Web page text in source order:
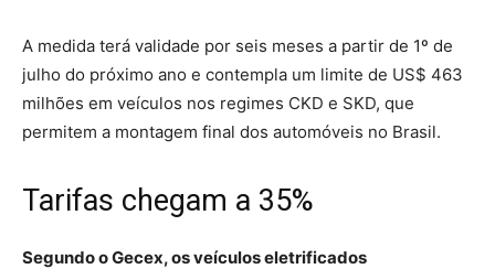
A medida terá validade por seis meses a partir de 1º de
julho do próximo ano e contempla um limite de US$ 463
milhões em veículos nos regimes CKD e SKD, que
permitem a montagem final dos automóveis no Brasil.
Tarifas chegam a 35%
Segundo o Gecex, os veículos eletrificados